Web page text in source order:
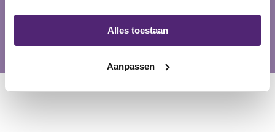
Alles toestaan
Aanpassen
schouderstabiliseringen